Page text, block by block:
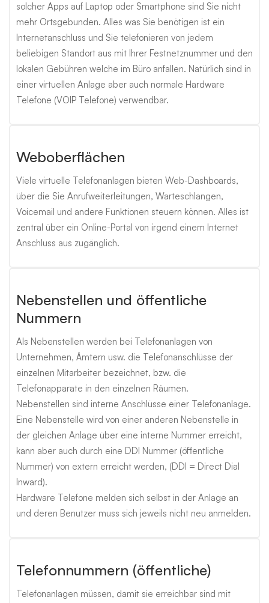
solcher Apps auf Laptop oder Smartphone sind Sie nicht
mehr Ortsgebunden. Alles was Sie benötigen ist ein
Internetanschluss und Sie telefonieren von jedem
beliebigen Standort aus mit Ihrer Festnetznummer und den
lokalen Gebühren welche im Büro anfallen. Natürlich sind in
einer virtuellen Anlage aber auch normale Hardware
Telefone (VOIP Telefone) verwendbar.
Weboberflächen
Viele virtuelle Telefonanlagen bieten Web-Dashboards,
über die Sie Anrufweiterleitungen, Warteschlangen,
Voicemail und andere Funktionen steuern können. Alles ist
zentral über ein Online-Portal von irgend einem Internet
Anschluss aus zugänglich.
Nebenstellen und öffentliche
Nummern
Als Nebenstellen werden bei Telefonanlagen von
Unternehmen, Ämtern usw. die Telefonanschlüsse der
einzelnen Mitarbeiter bezeichnet, bzw. die
Telefonapparate in den einzelnen Räumen.
Nebenstellen sind interne Anschlüsse einer Telefonanlage.
Eine Nebenstelle wird von einer anderen Nebenstelle in
der gleichen Anlage über eine interne Nummer erreicht,
kann aber auch durch eine DDI Nummer (öffentliche
Nummer) von extern erreicht werden, (DDI = Direct Dial
Inward).
Hardware Telefone melden sich selbst in der Anlage an
und deren Benutzer muss sich jeweils nicht neu anmelden.
Telefonnummern (öffentliche)
Telefonanlagen müssen, damit sie erreichbar sind mit